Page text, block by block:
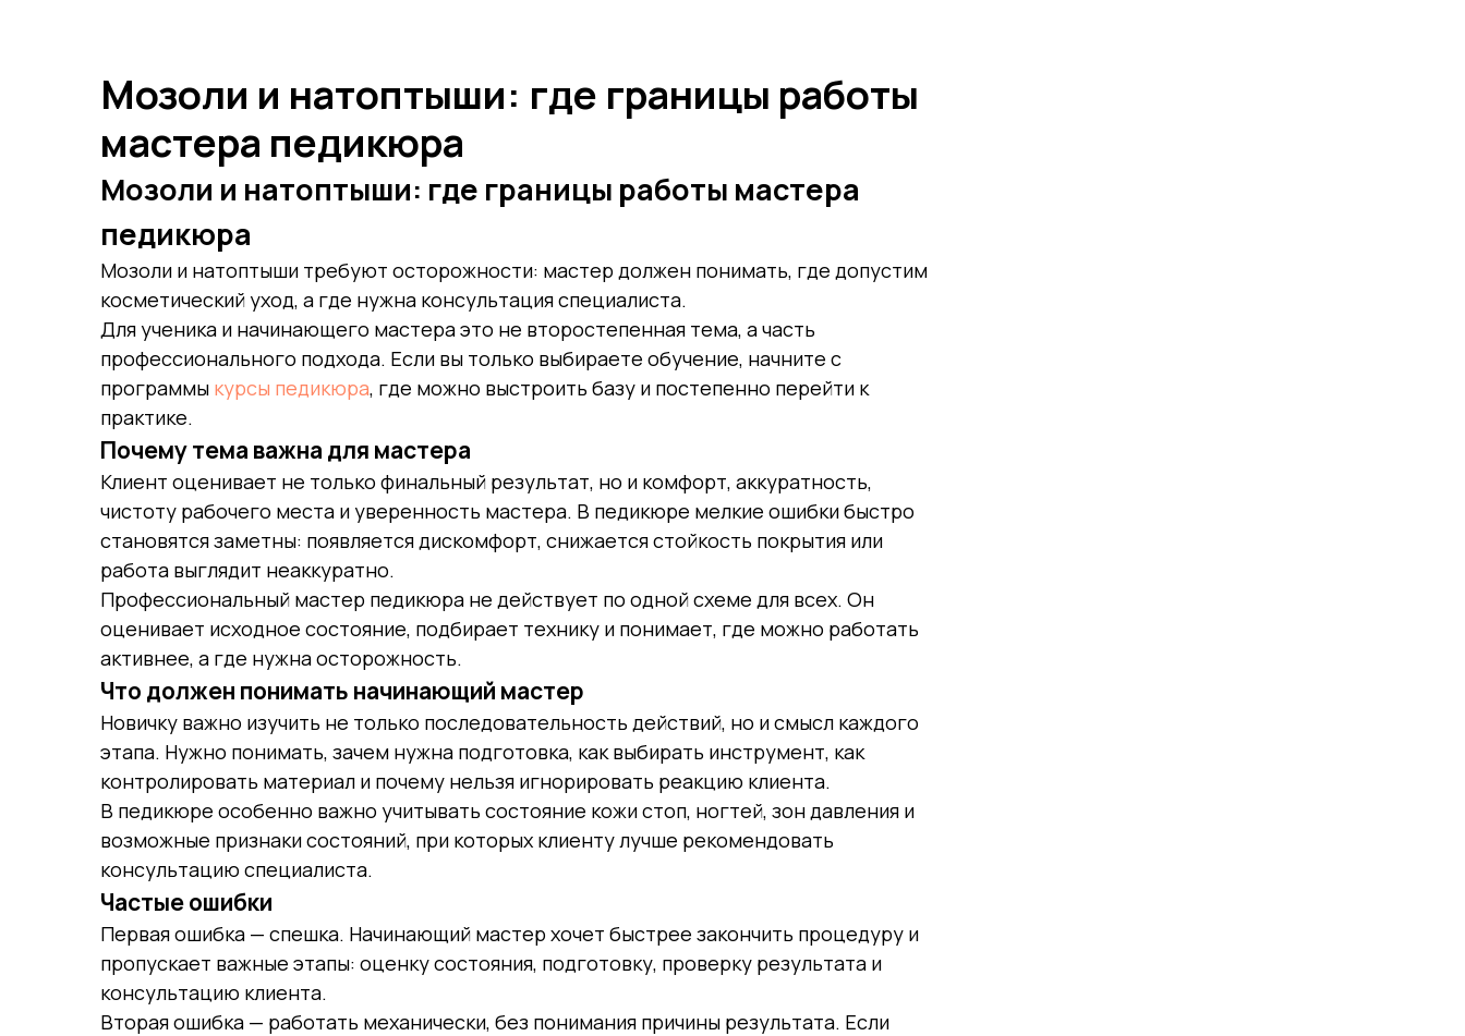
Мозоли и натоптыши: где границы работы
мастера педикюра
Мозоли и натоптыши: где границы работы мастера
педикюра
Мозоли и натоптыши требуют осторожности: мастер должен понимать, где допустим
косметический уход, а где нужна консультация специалиста.
Для ученика и начинающего мастера это не второстепенная тема, а часть
профессионального подхода. Если вы только выбираете обучение, начните с
программы курсы педикюра, где можно выстроить базу и постепенно перейти к
практике.
Почему тема важна для мастера
Клиент оценивает не только финальный результат, но и комфорт, аккуратность,
чистоту рабочего места и уверенность мастера. В педикюре мелкие ошибки быстро
становятся заметны: появляется дискомфорт, снижается стойкость покрытия или
работа выглядит неаккуратно.
Профессиональный мастер педикюра не действует по одной схеме для всех. Он
оценивает исходное состояние, подбирает технику и понимает, где можно работать
активнее, а где нужна осторожность.
Что должен понимать начинающий мастер
Новичку важно изучить не только последовательность действий, но и смысл каждого
этапа. Нужно понимать, зачем нужна подготовка, как выбирать инструмент, как
контролировать материал и почему нельзя игнорировать реакцию клиента.
В педикюре особенно важно учитывать состояние кожи стоп, ногтей, зон давления и
возможные признаки состояний, при которых клиенту лучше рекомендовать
консультацию специалиста.
Частые ошибки
Первая ошибка — спешка. Начинающий мастер хочет быстрее закончить процедуру и
пропускает важные этапы: оценку состояния, подготовку, проверку результата и
консультацию клиента.
Вторая ошибка — работать механически, без понимания причины результата. Если